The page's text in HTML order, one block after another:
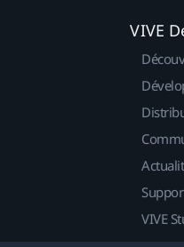
VIVE
VIVE